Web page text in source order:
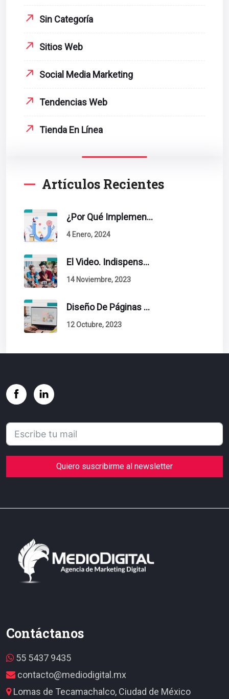
Sin Categoría
Sitios Web
Social Media Marketing
Tendencias Web
Tienda En Línea
Artículos Recientes
¿Por Qué Implementar La Metodología Inbound Marketing En Tu Empresa?
4 Enero, 2024
El Video. Indispensable En Tu Estrategia De Contenidos.
14 Noviembre, 2023
Diseño De Páginas Web. Esto Debe Tener Un Sitio Exitoso.
12 Octubre, 2023
Quiero suscribirme al newsletter
Contáctanos
55 5437 9435
contacto@mediodigital.mx
Lomas de Tecamachalco, Ciudad de México